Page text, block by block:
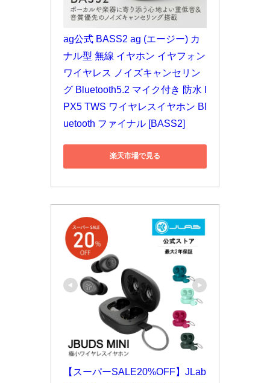
ag公式 BASS2 ag (エージー) カ
ナル型 無線 イヤホン イヤフォン
ワイヤレス ノイズキャンセリン
グ Bluetooth5.2 マイク付き 防水 I
PX5 TWS ワイヤレスイヤホン Bl
uetooth ファイナル [BASS2]
楽天市場で見る
【スーパーSALE20%OFF】JLab